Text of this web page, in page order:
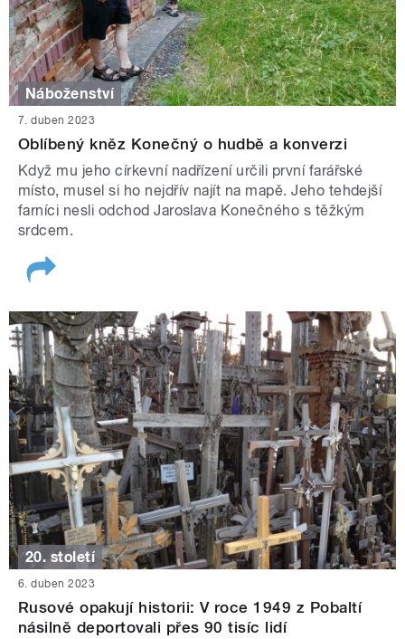
Náboženství
7. duben 2023
Oblíbený kněz Konečný o hudbě a konverzi
Když mu jeho církevní nadřízení určili první farářské
místo, musel si ho nejdřív najít na mapě. Jeho tehdejší
farníci nesli odchod Jaroslava Konečného s těžkým
srdcem.
20. století
6. duben 2023
Rusové opakují historii: V roce 1949 z Pobaltí
násilně deportovali přes 90 tisíc lidí